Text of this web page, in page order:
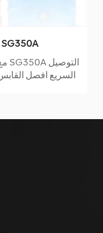
موصلات كبل بطارية الرافعة الشوكية SE40A
الأمثل للاتصال